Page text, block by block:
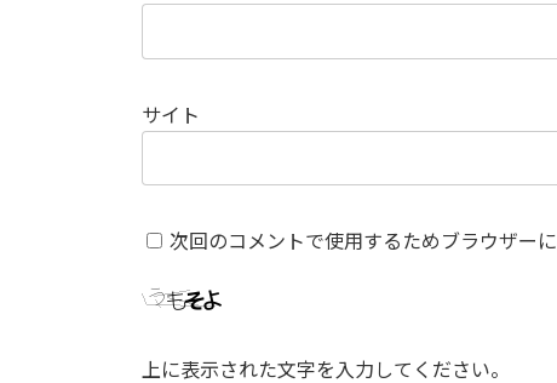
サイト
次回のコメントで使用するためブラウザー
上に表示された文字を入力してください。